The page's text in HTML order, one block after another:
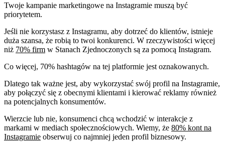
Twoje kampanie marketingowe na Instagramie muszą być
priorytetem.
Jeśli nie korzystasz z Instagramu, aby dotrzeć do klientów, istnieje
duża szansa, że robią to twoi konkurenci. W rzeczywistości więcej
niż 70% firm w Stanach Zjednoczonych są za pomocą Instagram.
Co więcej, 70% hashtagów na tej platformie jest oznakowanych.
Dlatego tak ważne jest, aby wykorzystać swój profil na Instagramie,
aby połączyć się z obecnymi klientami i kierować reklamy również
na potencjalnych konsumentów.
Wierzcie lub nie, konsumenci chcą wchodzić w interakcje z
markami w mediach społecznościowych. Wiemy, że 80% kont na
Instagramie obserwuj co najmniej jeden profil biznesowy.